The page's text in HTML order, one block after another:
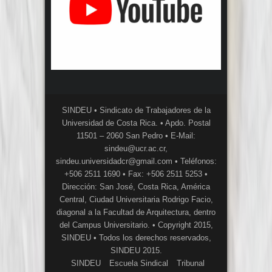
SINDEU • Sindicato de Trabajadores de la
Universidad de Costa Rica. • Apdo. Postal
11501 – 2060 San Pedro • E-Mail:
sindeu@ucr.ac.cr,
sindeu.universidadcr@gmail.com • Teléfonos:
+506 2511 1690 • Fax: +506 2511 5253 •
Dirección: San José, Costa Rica, América
Central, Ciudad Universitaria Rodrigo Facio,
diagonal a la Facultad de Arquitectura, dentro
del Campus Universitario. • Copyright 2015,
SINDEU • Todos los derechos reservados,
SINDEU 2015.
SINDEU
Escuela Sindical
Tribunal